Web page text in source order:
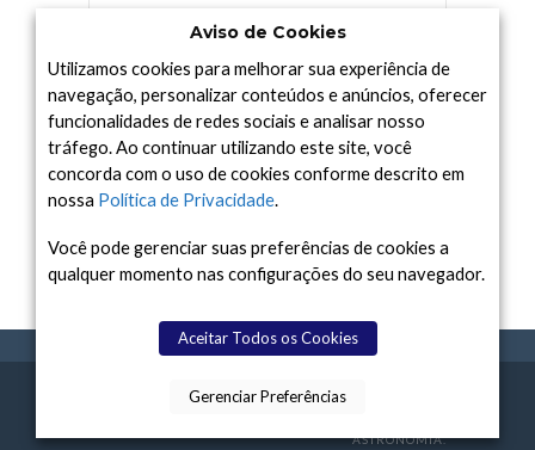
UNIVERSO
VÍDEO
Arquivo
Arquivo
TERMOS CONTATO SPACE TODAY
ASTRONOMIA.
Aviso de Cookies
Utilizamos cookies para melhorar sua experiência de
navegação, personalizar conteúdos e anúncios, oferecer
funcionalidades de redes sociais e analisar nosso
tráfego. Ao continuar utilizando este site, você
concorda com o uso de cookies conforme descrito em
nossa Política de Privacidade.
Você pode gerenciar suas preferências de cookies a
qualquer momento nas configurações do seu navegador.
Aceitar Todos os Cookies
Gerenciar Preferências